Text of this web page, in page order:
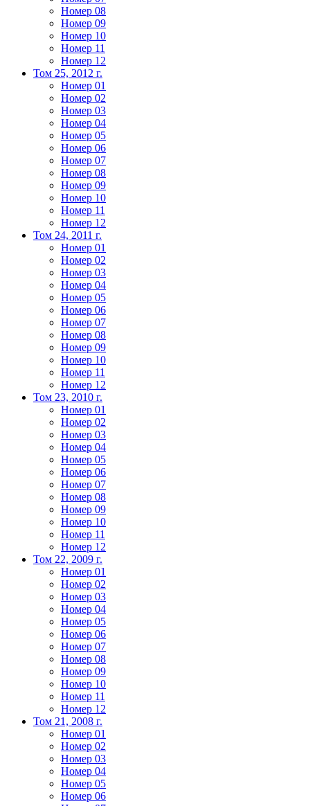
Номер 08
Номер 09
Номер 10
Номер 11
Номер 12
Том 25, 2012 г.
Номер 01
Номер 02
Номер 03
Номер 04
Номер 05
Номер 06
Номер 07
Номер 08
Номер 09
Номер 10
Номер 11
Номер 12
Том 24, 2011 г.
Номер 01
Номер 02
Номер 03
Номер 04
Номер 05
Номер 06
Номер 07
Номер 08
Номер 09
Номер 10
Номер 11
Номер 12
Том 23, 2010 г.
Номер 01
Номер 02
Номер 03
Номер 04
Номер 05
Номер 06
Номер 07
Номер 08
Номер 09
Номер 10
Номер 11
Номер 12
Том 22, 2009 г.
Номер 01
Номер 02
Номер 03
Номер 04
Номер 05
Номер 06
Номер 07
Номер 08
Номер 09
Номер 10
Номер 11
Номер 12
Том 21, 2008 г.
Номер 01
Номер 02
Номер 03
Номер 04
Номер 05
Номер 06